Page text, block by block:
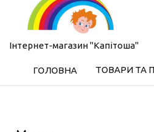
Інтернет-магазин "Капітоша"
ГОЛОВНА ТОВАРИ ТА